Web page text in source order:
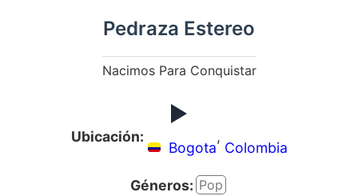
Pedraza Estereo
Nacimos Para Conquistar
Ubicación:
Bogota
,
Colombia
Géneros: Pop